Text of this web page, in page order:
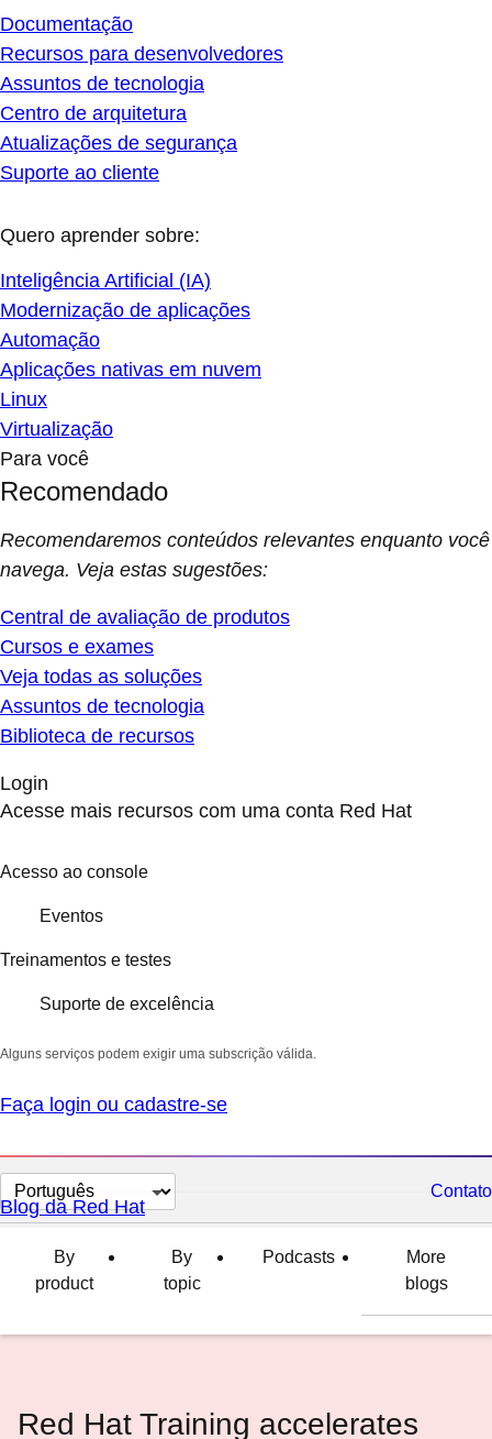
Documentação
Recursos para desenvolvedores
Assuntos de tecnologia
Centro de arquitetura
Atualizações de segurança
Suporte ao cliente
Quero aprender sobre:
Inteligência Artificial (IA)
Modernização de aplicações
Automação
Aplicações nativas em nuvem
Linux
Virtualização
Para você
Recomendado
Recomendaremos conteúdos relevantes enquanto você
navega. Veja estas sugestões:
Central de avaliação de produtos
Cursos e exames
Veja todas as soluções
Assuntos de tecnologia
Biblioteca de recursos
Login
Acesse mais recursos com uma conta Red Hat
Acesso ao console
Eventos
Treinamentos e testes
Suporte de excelência
Alguns serviços podem exigir uma subscrição válida.
Faça login ou cadastre-se
Selecionar
idioma
Contato
Blog da Red Hat
By
product
By
topic
Podcasts
More
blogs
Red Hat Training accelerates